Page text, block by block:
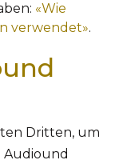
«Wie
verwendet».
Dritten, um
Audiound